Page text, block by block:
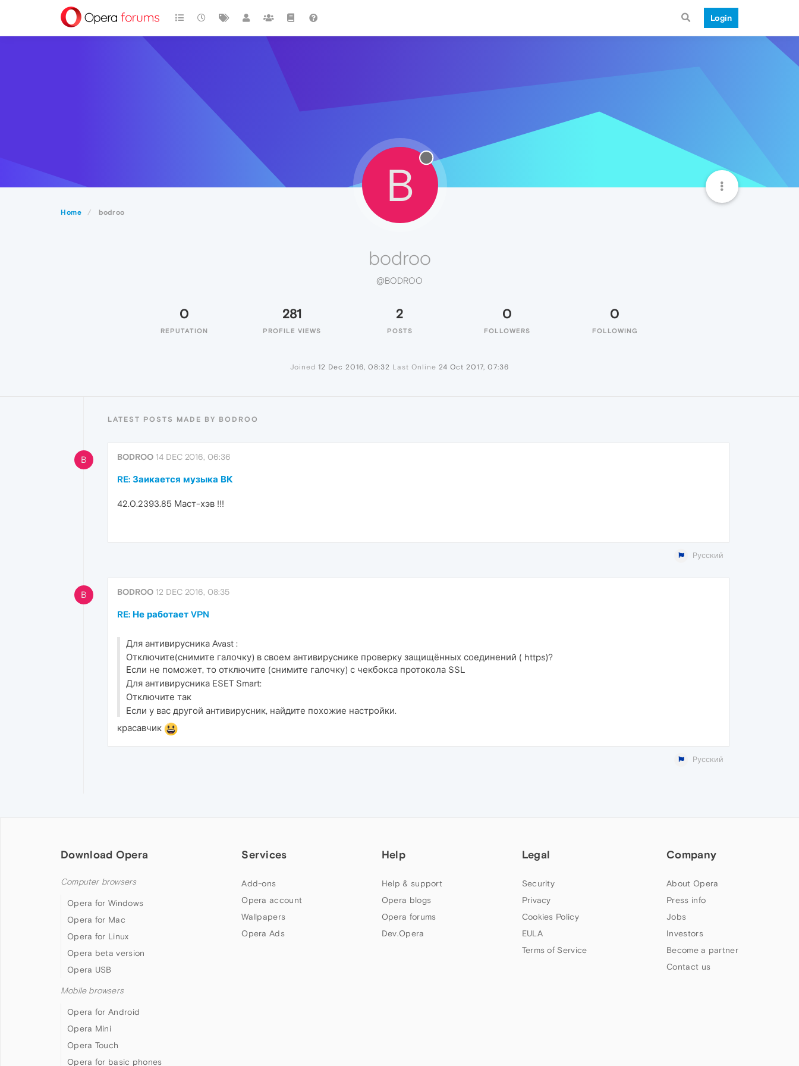
Login
Home bodroo
B
bodroo
@BODROO
0
REPUTATION
281
PROFILE VIEWS
2
POSTS
0
FOLLOWERS
0
FOLLOWING
Joined 12 Dec 2016, 08:32 Last Online 24 Oct 2017, 07:36
LATEST POSTS MADE BY BODROO
B BODROO 14 DEC 2016, 06:36
RE: Заикается музыка ВК
42.0.2393.85 Маст-хэв !!!
Русский
B BODROO 12 DEC 2016, 08:35
RE: Не работает VPN
Для антивирусника Avast :
Отключите(снимите галочку) в своем антивируснике проверку защищённых соединений ( https)?
Если не поможет, то отключите (снимите галочку) с чекбокса протокола SSL
Для антивирусника ESET Smart:
Отключите так
Если у вас другой антивирусник, найдите похожие настройки.
красавчик
Русский
Download Opera
Computer browsers
Opera for Windows
Opera for Mac
Opera for Linux
Opera beta version
Opera USB
Mobile browsers
Opera for Android
Opera Mini
Opera Touch
Opera for basic phones
Services
Add-ons
Opera account
Wallpapers
Opera Ads
Help
Help & support
Opera blogs
Opera forums
Dev.Opera
Legal
Security
Privacy
Cookies Policy
EULA
Terms of Service
Company
About Opera
Press info
Jobs
Investors
Become a partner
Contact us